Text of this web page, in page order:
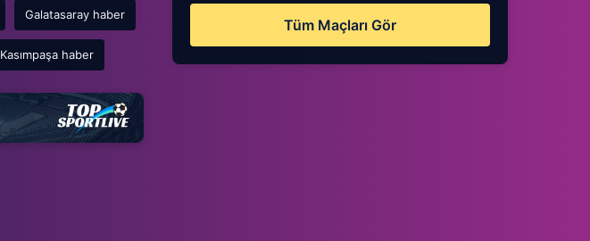
Galatasaray haber
Kasımpaşa haber
Tüm Maçları Gör